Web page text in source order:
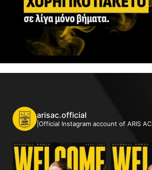
arisac.official
|Official Instagram account of ARIS AC|